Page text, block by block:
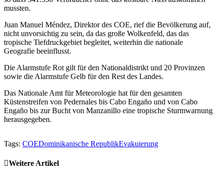
mussten.
Juan Manuel Méndez, Direktor des COE, rief die Bevölkerung auf,
nicht unvorsichtig zu sein, da das große Wolkenfeld, das das
tropische Tiefdruckgebiet begleitet, weiterhin die nationale
Geografie beeinflusst.
Die Alarmstufe Rot gilt für den Nationaldistrikt und 20 Provinzen
sowie die Alarmstufe Gelb für den Rest des Landes.
Das Nationale Amt für Meteorologie hat für den gesamten
Küstenstreifen von Pedernales bis Cabo Engaño und von Cabo
Engaño bis zur Bucht von Manzanillo eine tropische Sturmwarnung
herausgegeben.
Tags: COEDominikanische RepublikEvakuierung
Weitere Artikel